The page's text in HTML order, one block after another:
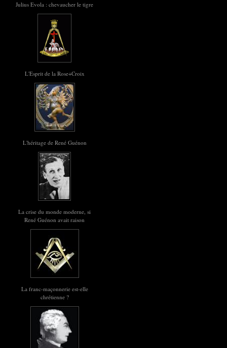
Julius Evola : chevaucher le tigre
L'Esprit de la Rose+Croix
L'héritage de René Guénon
La crise du monde moderne, si
René Guénon avait raison
La franc-maçonnerie est-elle
chrétienne ?